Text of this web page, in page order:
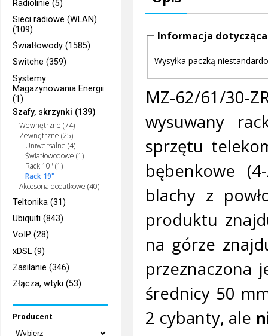
Radiolinie (5)
Sieci radiowe (WLAN)
(109)
Światłowody (1585)
Switche (359)
Systemy
Magazynowania Energii
(1)
Szafy, skrzynki (139)
Wewnętrzne (74)
Zewnętrzne (25)
Uniwersalne (4)
Światłowodowe (1)
Rack 10" (1)
Rack 19"
Akcesoria dodatkowe (40)
Teltonika (31)
Ubiquiti (843)
VoIP (28)
xDSL (9)
Zasilanie (346)
Złącza, wtyki (53)
Producent
Informacja dotycząca
Wysyłka paczką
MZ-62/61/30-
wysuwany
sprzętu
bębenkowe
blachy z
produktu
na górze
przeznaczona
średnicy 50
2 cybanty, ale